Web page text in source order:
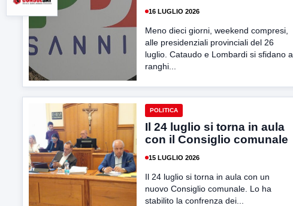
16 LUGLIO 2026
Meno dieci giorni, weekend compresi,
alle presidenziali provinciali del 26
luglio. Cataudo e Lombardi si sfidano a
ranghi...
POLITICA
Il 24 luglio si torna in aula
con il Consiglio comunale
15 LUGLIO 2026
Il 24 luglio si torna in aula con un
nuovo Consiglio comunale. Lo ha
stabilito la confrenza dei...